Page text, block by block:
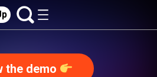
the demo